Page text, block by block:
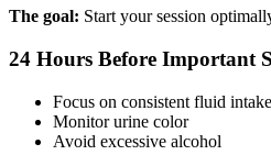
The goal: Start your session
24 Hours Before Important
Focus on consistent fluid intake
Monitor urine color
Avoid excessive alcohol